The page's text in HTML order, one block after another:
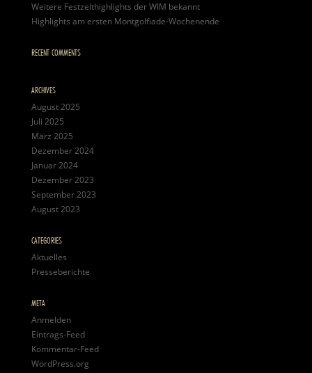
Weitere Festzelthighlights der WIM bekannt
Highlights am ersten Montgolfiade-Wochenende
RECENT COMMENTS
ARCHIVES
August 2025
Juli 2025
März 2025
Dezember 2024
Januar 2024
Dezember 2023
September 2023
August 2023
CATEGORIES
Aktuelles
Presseberichte
META
Anmelden
Eintrags-Feed
Kommentar-Feed
WordPress.org